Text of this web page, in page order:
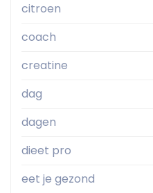
citroen
coach
creatine
dag
dagen
dieet pro
eet je gezond